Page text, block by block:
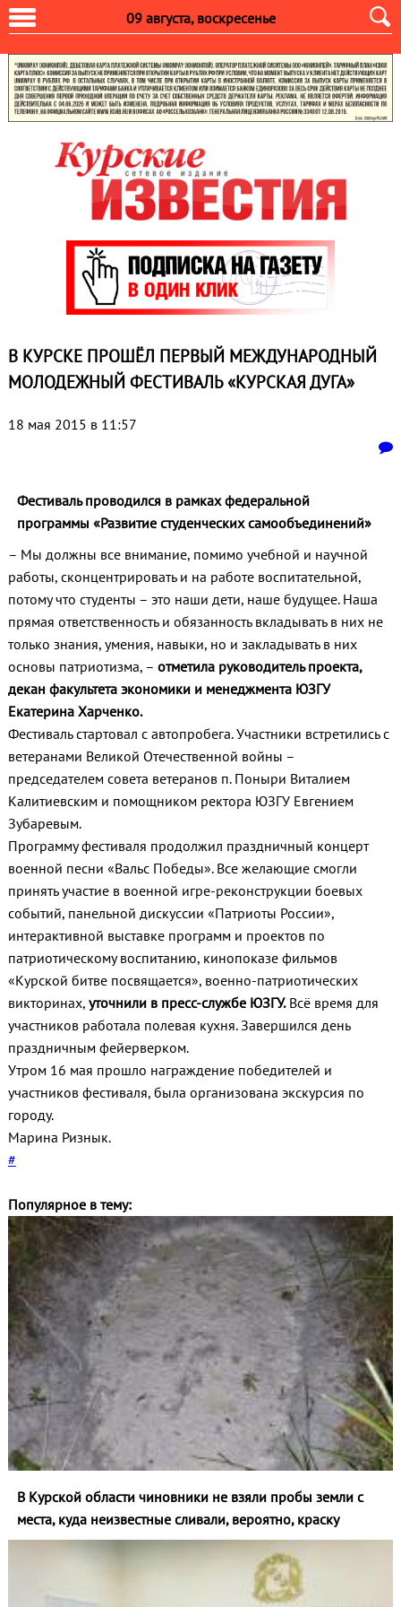
09 августа, воскресенье
В КУРСКЕ ПРОШЁЛ ПЕРВЫЙ МЕЖДУНАРОДНЫЙ
МОЛОДЕЖНЫЙ ФЕСТИВАЛЬ «КУРСКАЯ ДУГА»
18 мая 2015 в 11:57
Фестиваль проводился в рамках федеральной
программы «Развитие студенческих самообъединений»
– Мы должны все внимание, помимо учебной и научной
работы, сконцентрировать и на работе воспитательной,
потому что студенты – это наши дети, наше будущее. Наша
прямая ответственность и обязанность вкладывать в них не
только знания, умения, навыки, но и закладывать в них
основы патриотизма,– отметила руководитель проекта,
декан факультета экономики и менеджмента ЮЗГУ
Екатерина Харченко.
Фестиваль стартовал с автопробега. Участники встретились с
ветеранами Великой Отечественной войны –
председателем совета ветеранов п. Поныри Виталием
Калитиевским и помощником ректора ЮЗГУ Евгением
Зубаревым.
Программу фестиваля продолжил праздничный концерт
военной песни «Вальс Победы». Все желающие смогли
принять участие в военной игре-реконструкции боевых
событий, панельной дискуссии «Патриоты России»,
интерактивной выставке программ и проектов по
патриотическому воспитанию, кинопоказе фильмов
«Курской битве посвящается», военно-патриотических
викторинах, уточнили в пресс-службе ЮЗГУ.Всё время для
участников работала полевая кухня. Завершился день
праздничным фейерверком.
Утром 16 мая прошло награждение победителей и
участников фестиваля, была организована экскурсия по
городу.
Марина Ризнык.
#
Популярное в тему:
В Курской области чиновники не взяли пробы земли с
места, куда неизвестные сливали, вероятно, краску